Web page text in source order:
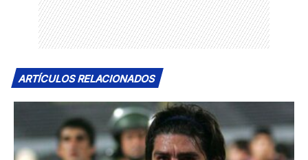
ARTÍCULOS RELACIONADOS